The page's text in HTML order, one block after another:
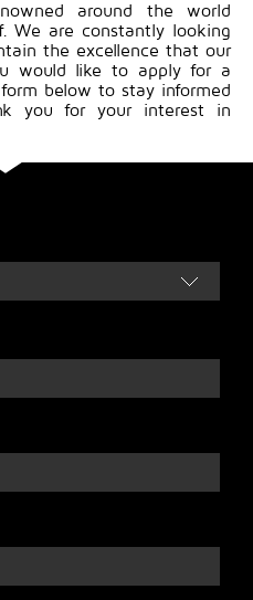
around the world
We are constantly looking
the excellence that our
would like to apply for a
below to stay informed
you for your interest in